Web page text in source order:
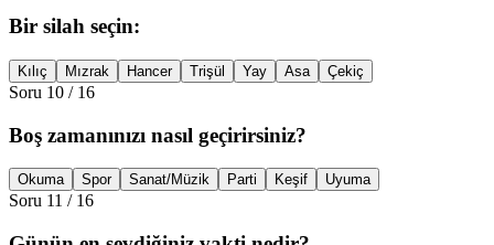
Bir silah seçin:
Kılıç Mızrak Hancer Trişül Yay Asa Çekiç
Soru 10 / 16
Boş zamanınızı nasıl geçirirsiniz?
Okuma Spor Sanat/Müzik Parti Keşif Uyuma
Soru 11 / 16